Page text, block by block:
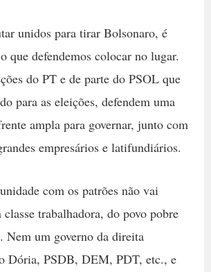
unidos para tirar Bolsonaro, é
que defendemos colocar no lugar.
do PT e de parte do PSOL que
para as eleições, defendem uma
ampla para governar, junto com
empresários e latifundiários.
com os patrões não vai
trabalhadora, do povo pobre
Nem um governo da direita
Dória, PSDB, DEM, PDT, etc., e